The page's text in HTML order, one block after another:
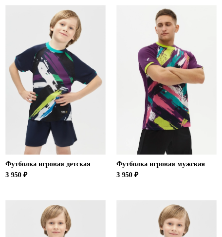
Челябинская область (2)
Ямало-Ненецкий автономный округ (1)
Ярославская область (1)
Футболка игровая детская
3 950 ₽
Футболка игровая мужская
3 950 ₽